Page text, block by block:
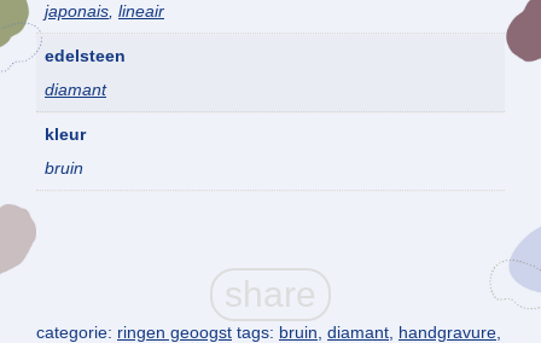
japonais, lineair
edelsteen
diamant
kleur
bruin
categorie: ringen geoogst tags: bruin diamant handgravure